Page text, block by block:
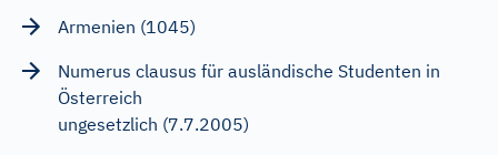
Armenien (1045)
Numerus clausus für ausländische Studenten in
Österreich
ungesetzlich (7.7.2005)